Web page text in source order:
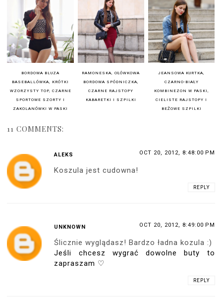
BORDOWA BLUZA
BASEBALLÓWKA, KRÓTKI
WZORZYSTY TOP, CZARNE
SPORTOWE SZORTY I
ZAKOLANÓWKI W PASKI
RAMONESKA, OŁÓWKOWA
BORDOWA SPÓDNICZKA,
CZARNE RAJSTOPY
KABARETKI I SZPILKI
JEANSOWA KURTKA,
CZARNO-BIAŁY
KOMBINEZON W PASKI,
CIELISTE RAJSTOPY I
BEŻOWE SZPILKI
11 COMMENTS:
ALEKS OCT 20, 2012, 8:48:00 PM
Koszula jest cudowna!
REPLY
UNKNOWN OCT 20, 2012, 8:49:00 PM
Ślicznie wyglądasz! Bardzo ładna kozula :)
Jeśli chcesz wygrać dowolne buty to
zapraszam ♡
REPLY